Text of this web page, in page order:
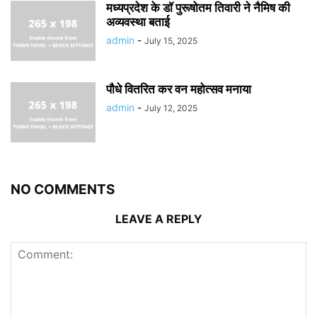
मध्यप्रदेश के डॉ पुरूषोतम तिवारी ने नैमिष की
अव्यवस्था बताई
admin - July 15, 2025
पौधे वितरित कर वन महोत्सव मनाया
admin - July 12, 2025
NO COMMENTS
LEAVE A REPLY